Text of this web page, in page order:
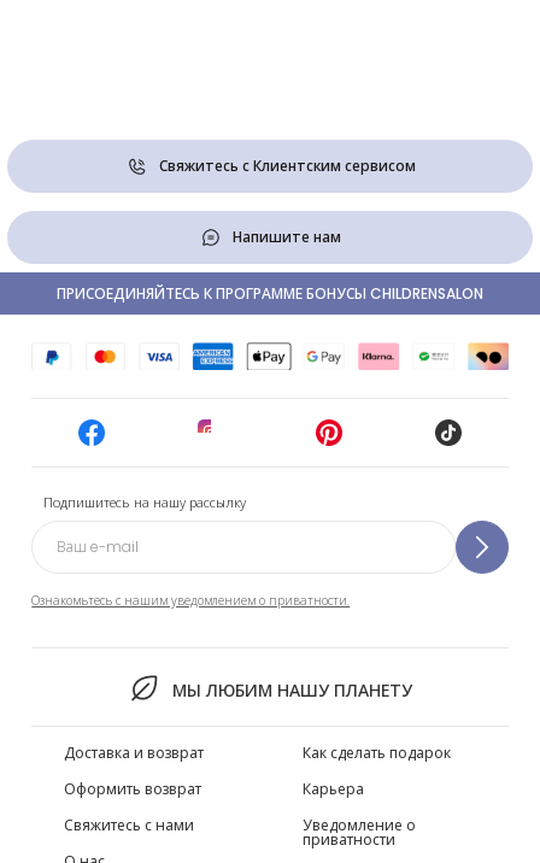
Свяжитесь с Клиентским сервисом
Напишите нам
Подпишитесь на нашу рассылку
Ознакомьтесь с нашим уведомлением о приватности.
МЫ ЛЮБИМ НАШУ ПЛАНЕТУ
ПРИСОЕДИНЯЙТЕСЬ К ПРОГРАММЕ БОНУСЫ CHILDRENSALON
Доставка и возврат
Оформить возврат
Свяжитесь с нами
Как сделать подарок
Карьера
Уведомление о
приватности